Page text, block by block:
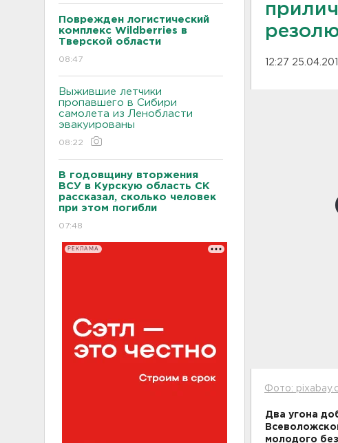
Поврежден логистический
комплекс Wildberries в
Тверской области
08:47
Выжившие летчики
пропавшего в Сибири
самолета из Ленобласти
эвакуированы
08:22
В годовщину вторжения
ВСУ в Курскую область СК
рассказал, сколько человек
при этом погибли
07:48
РЕКЛАМА
12:27
Фото:
Два угона
молодого